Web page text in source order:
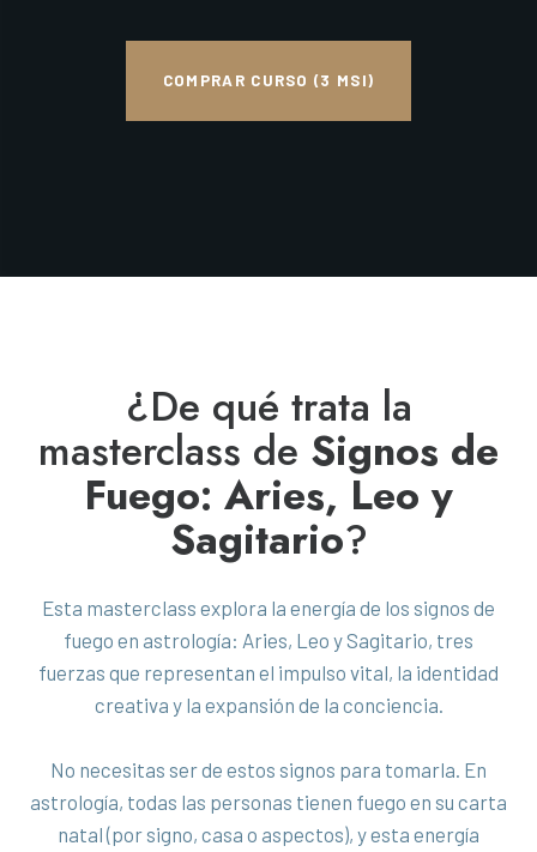
COMPRAR CURSO (3 MSI)
¿De qué trata la
masterclass de Signos de
Fuego: Aries, Leo y
Sagitario?
Esta masterclass explora la energía de los signos de
fuego en astrología: Aries, Leo y Sagitario, tres
fuerzas que representan el impulso vital, la identidad
creativa y la expansión de la conciencia.
No necesitas ser de estos signos para tomarla. En
astrología, todas las personas tienen fuego en su carta
natal (por signo, casa o aspectos), y esta energía